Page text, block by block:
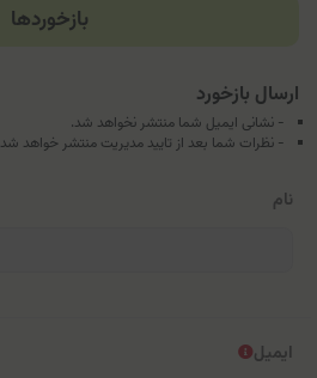
بازخوردها
ارسال بازخورد
- نشانی ایمیل شما منتشر نخواهد شد.
- نظرات شما بعد از تایید مدیریت منتشر خواهد شد
نام
ایمیل